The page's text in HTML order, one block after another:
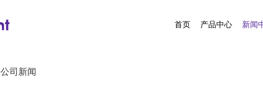
首页 产品中心 新闻
公司新闻